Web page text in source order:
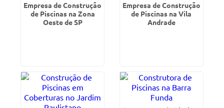
Empresa de Construção
de Piscinas na Zona
Oeste de SP
Empresa de Construção
de Piscinas na Vila
Andrade